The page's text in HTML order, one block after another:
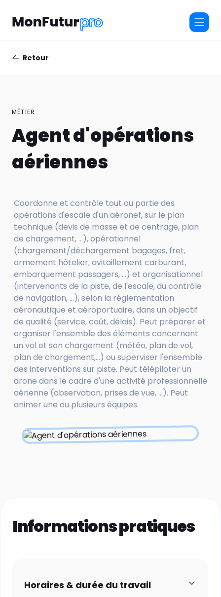
Retour
MÉTIER
Agent d'opérations
aériennes
Coordonne et contrôle tout ou partie des
opérations d'escale d'un aéronef, sur le plan
technique (devis de masse et de centrage, plan
de chargement, ...), opérationnel
(chargement/déchargement bagages, fret,
armement hôtelier, avitaillement carburant,
embarquement passagers, ...) et organisationnel
(intervenants de la piste, de l'escale, du contrôle
de navigation, ...), selon la réglementation
aéronautique et aéroportuaire, dans un objectif
de qualité (service, coût, délais). Peut préparer et
organiser l'ensemble des éléments concernant
un vol et son chargement (météo, plan de vol,
plan de chargement,...) ou superviser l'ensemble
des interventions sur piste. Peut télépiloter un
drone dans le cadre d'une activité professionnelle
aérienne (observation, prises de vue, ...). Peut
animer une ou plusieurs équipes.
Informations pratiques
Horaires & durée du travail